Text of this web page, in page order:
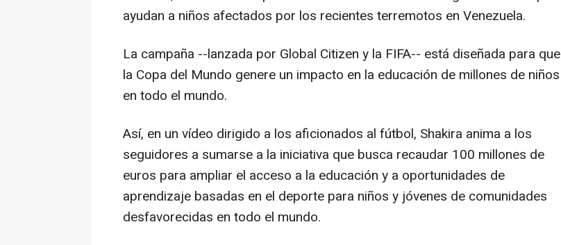
ayudan a niños afectados por los recientes terremotos en Venezuela.
La campaña --lanzada por Global Citizen y la FIFA-- está diseñada para que
la Copa del Mundo genere un impacto en la educación de millones de niños
en todo el mundo.
Así, en un vídeo dirigido a los aficionados al fútbol, Shakira anima a los
seguidores a sumarse a la iniciativa que busca recaudar 100 millones de
euros para ampliar el acceso a la educación y a oportunidades de
aprendizaje basadas en el deporte para niños y jóvenes de comunidades
desfavorecidas en todo el mundo.